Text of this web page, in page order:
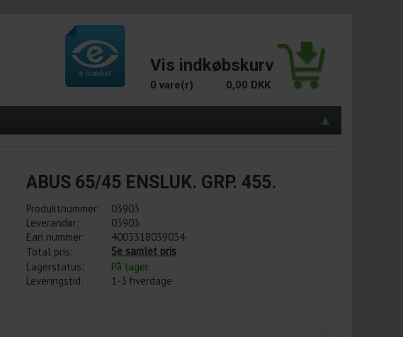
Vis indkøbskurv
0 vare(r) 0,00 DKK
ABUS 65/45 ENSLUK. GRP. 455.
Produktnummer:
03903
Leverandør:
03903
Ean nummer:
4003318039034
Total pris:
Se samlet pris
Lagerstatus:
På lager
Leveringstid:
1-3 hverdage